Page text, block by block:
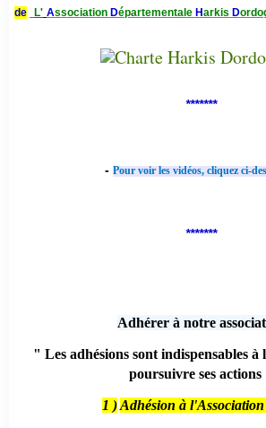
de L' Association Départementale Harkis D
*******
- Pour voir les vidéos, cliquez ci-
*******
Adhérer à notre
" Les adhésions sont indispensables
poursuivre ses actions
1 )Adhésion à l'Association